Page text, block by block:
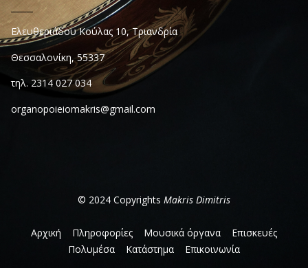
Ελευθεριάδου Κούλας 10, Τριανδρία
Θεσσαλονίκη, 55337
τηλ. 2314 027 034
organopoieiomakris@gmail.com
© 2024 Copyrights Makris Dimitris
Αρχική Πληροφορίες Μουσικά όργανα
Επισκευές
Πολυμέσα
Κατάστημα Επικοινωνία